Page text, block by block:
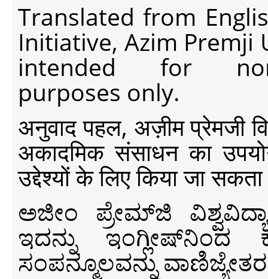
Translated from
Initiative, Azim Premji
intended for non-
purposes only.
अनुवाद पहल, अज़ीम प्रेमजी
अकादमिक संसाधन का
उद्देश्यों के लिए किया जा
ಅಜೀಂ ಪ್ರೇಮ್‍ಜಿ
ಇದನ್ನು ಇಂಗ್ಲೀಷ್‍ನಿಂದ
ಸಂಪನ್ಮೂಲವನ್ನು